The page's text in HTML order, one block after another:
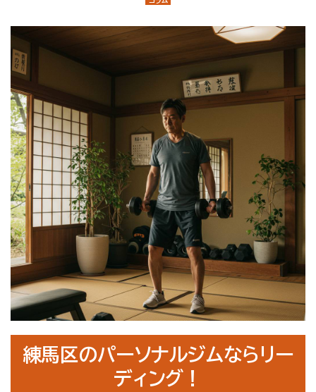
メニュー・料金
お知らせ
コラム
運営会社情報
採用情報
プライバシーポリシー
お問合せ・無料体験予約
練馬区のパーソナルジムならリー
ディング！